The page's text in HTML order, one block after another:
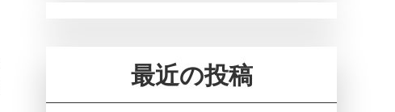
最近の投稿